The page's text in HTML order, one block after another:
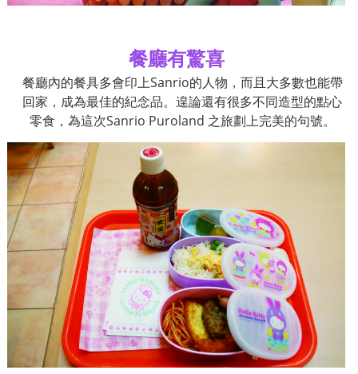
餐廳有驚喜
餐廳內的餐具多會印上Sanrio的人物，而且大多數也能帶
回家，成為最佳的紀念品。遑論還有很多不同造型的點心
零食，為這次Sanrio Puroland 之旅劃上完美的句號。